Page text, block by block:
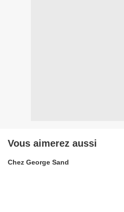
Vous aimerez aussi
Chez George Sand